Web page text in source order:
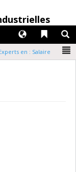
Liens
Langues
en : Salaire